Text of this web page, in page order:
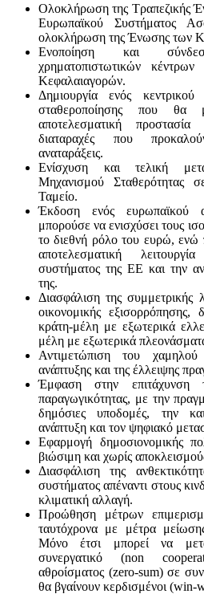
Ολοκλήρωση της Τραπεζικής
Ευρωπαϊκού Συστήματος
ολοκλήρωση της Ένωσης των
Ενοποίηση και
χρηματοπιστωτικών
Κεφαλαιαγορών.
Δημιουργία ενός κεντρικού
σταθεροποίησης που θα
αποτελεσματική
διαταραχές που
αναταράξεις.
Ενίσχυση και τελική
Μηχανισμού Σταθερότητας
Ταμείο.
Έκδοση ενός ευρωπαϊκού
μπορούσε να ενισχύσει τους
το διεθνή ρόλο του ευρώ, ενώ
αποτελεσματική
συστήματος της ΕΕ και την
της.
Διασφάλιση της συμμετρικής
οικονομικής
κράτη-μέλη με εξωτερικά
μέλη με εξωτερικά
Αντιμετώπιση του
ανάπτυξης και της έλλειψης
Έμφαση στην
παραγωγικότητας, με την
δημόσιες υποδομές, την
ανάπτυξη και τον ψηφιακό
Εφαρμογή δημοσιονομικής
βιώσιμη και χωρίς
Διασφάλιση της
συστήματος απέναντι στους
κλιματική αλλαγή.
Προώθηση μέτρων
ταυτόχρονα με μέτρα
Μόνο έτσι μπορεί να
συνεργατικό (non
αθροίσματος (zero-sum) σε
θα βγαίνουν κερδισμένοι